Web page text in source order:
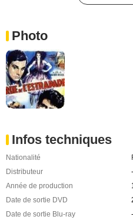
Photo
Infos techniques
Nationalité
Distributeur
-
Année de production
Date de sortie DVD
Date de sortie Blu-ray
-